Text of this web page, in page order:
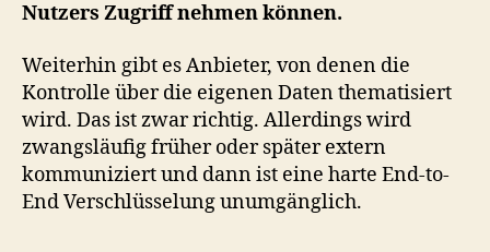
Nutzers Zugriff nehmen können.
Weiterhin gibt es Anbieter, von denen die
Kontrolle über die eigenen Daten thematisiert
wird. Das ist zwar richtig. Allerdings wird
zwangsläufig früher oder später extern
kommuniziert und dann ist eine harte End-to-
End Verschlüsselung unumgänglich.